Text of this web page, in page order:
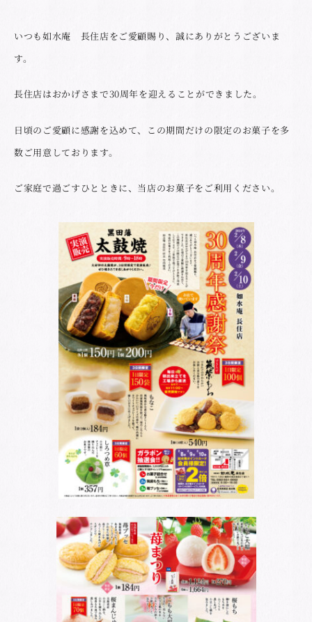
いつも如水庵 長住店をご愛顧賜り、誠にありがとうございま
す。
長住店はおかげさまで30周年を迎えることができました。
日頃のご愛顧に感謝を込めて、この期間だけの限定のお菓子を多
数ご用意しております。
ご家庭で過ごすひとときに、当店のお菓子をご利用ください。